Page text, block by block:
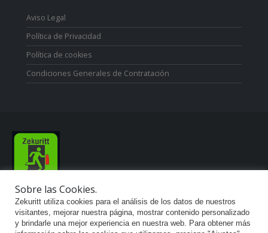
Aviso Legal
Política de Privacidad
Política de cookies
Condiciones Generales de Contratación
Zekuritt TM; Copyright 2021. Derechos Reservados.
Sobre las Cookies.
Zekuritt utiliza cookies para el análisis de los datos de nuestros
visitantes, mejorar nuestra página, mostrar contenido personalizado
y brindarle una mejor experiencia en nuestra web. Para obtener más